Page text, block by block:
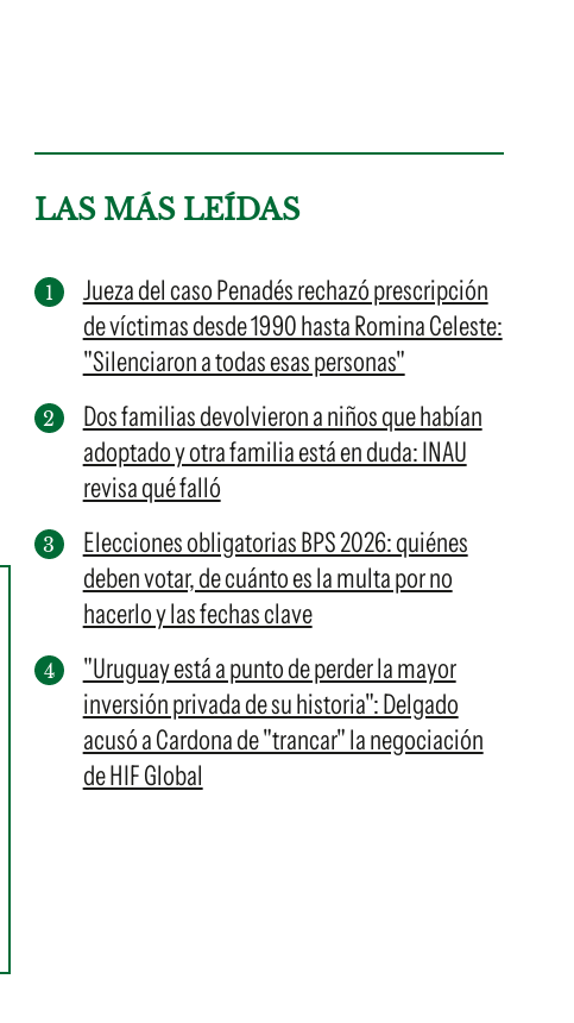
LAS MÁS LEÍDAS
Jueza del caso Penadés rechazó prescripción
de víctimas desde 1990 hasta Romina Celeste:
"Silenciaron a todas esas personas"
Dos familias devolvieron a niños que habían
adoptado y otra familia está en duda: INAU
revisa qué falló
Elecciones obligatorias BPS 2026: quiénes
deben votar, de cuánto es la multa por no
hacerlo y las fechas clave
"Uruguay está a punto de perder la mayor
inversión privada de su historia": Delgado
acusó a Cardona de "trancar" la negociación
de HIF Global